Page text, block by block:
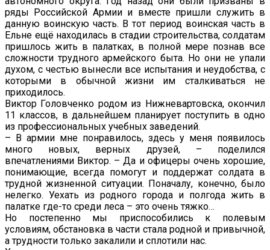
ряды Российской Армии и вместе пришли служить в
данную воинскую часть. В тот период воинская часть в
Ельне ещё находилась в стадии строительства, солдатам
пришлось жить в палатках, в полной мере познав все
сложности трудного армейского быта. Но они не упали
духом, с честью вынесли все испытания и неудобства, с
которыми в обычной жизни им сталкиваться не
приходилось.
Виктор Головченко родом из Нижневартовска, окончил
11 классов, в дальнейшем планирует поступить в одно
из профессиональных учебных заведений.
– В армии мне понравилось, здесь у меня появилось
много новых, верных друзей, – поделился
впечатлениями Виктор. – Да и офицеры очень хорошие,
понимающие, всегда помогут и поддержат солдата в
трудной жизненной ситуации. Поначалу, конечно, было
нелегко. Уехать из родного города и полгода жить в
палатке где-то среди леса – это очень тяжко…
Но постепенно мы приспособились к полевым
условиям, обстановка в части стала родной и привычной,
а трудности только закалили и сплотили нас.